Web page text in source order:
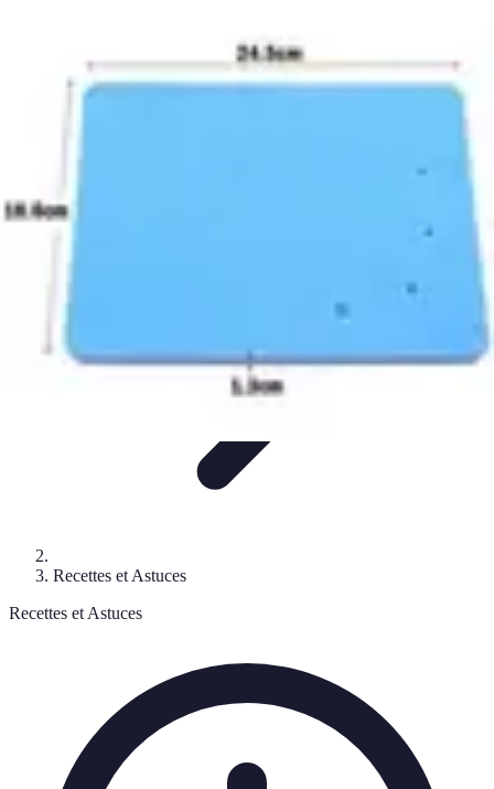
Astuces Pâtisserie Tendances
TechniquesÉquipement
Recettes et Astuces
Recettes et Astuces